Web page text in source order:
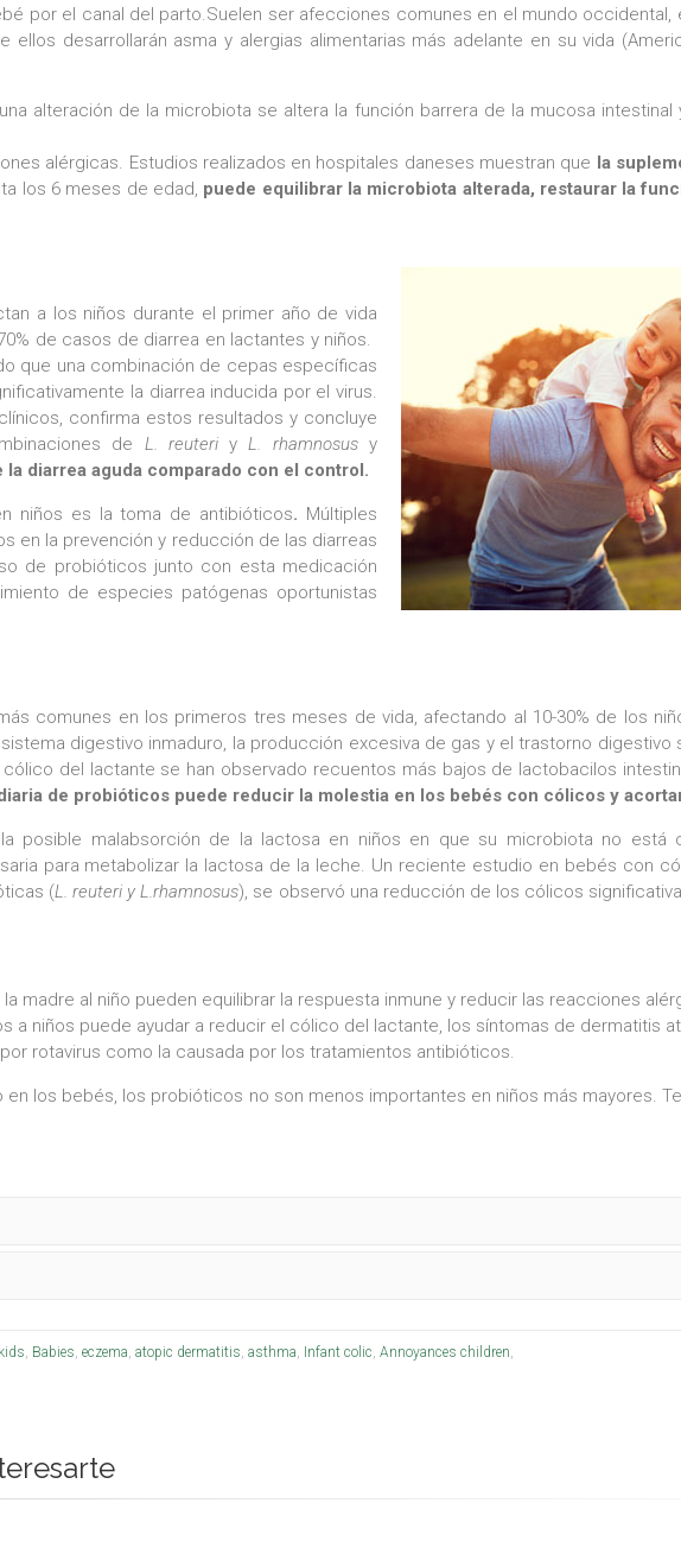
por el canal del parto.Suelen ser afecciones comunes en el mundo occidental,
desarrollarán asma y alergias alimentarias más adelante en su vida
alteración de la microbiota se altera la función barrera de la mucosa
alérgicas. Estudios realizados en hospitales daneses muestran que la
los 6 meses de edad, puede equilibrar la microbiota alterada, restaurar la
a los niños durante el primer año de vida
de casos de diarrea en lactantes y niños.
que una combinación de cepas específicas
la diarrea inducida por el virus.
confirma estos resultados y concluye
de L. reuteriyL. rhamnosusy
diarrea aguda comparado con el control.
niños es la toma de antibióticos. Múltiples
en la prevención y reducción de las diarreas
de probióticos junto con esta medicación
de especies patógenas oportunistas
comunes en los primeros tres meses de vida, afectando al 10-30% de los
digestivo inmaduro, la producción excesiva de gas y el trastorno digestivo
del lactante se han observado recuentos más bajos de lactobacilos
de probióticos puede reducir la molestia en los bebés con cólicos y
posible malabsorción de la lactosa en niños en que su microbiota no está
para metabolizar la lactosa de la leche. Un reciente estudio en bebés con
(L.reuteri y L.rhamnosus), se observó una reducción de los cólicos
madre al niño pueden equilibrar la respuesta inmune y reducir las reacciones
a niños puede ayudar a reducir el cólico del lactante, los síntomas de dermatitis
rotavirus como la causada por los tratamientos antibióticos.
los bebés, los probióticos no son menos importantes en niños más mayores.
kids, Babies, eczema, atopic dermatitis, asthma, Infant colic, Annoyances children,